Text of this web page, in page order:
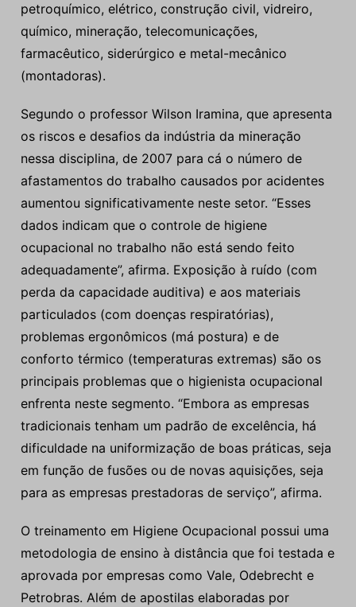
petroquímico, elétrico, construção civil, vidreiro,
químico, mineração, telecomunicações,
farmacêutico, siderúrgico e metal-mecânico
(montadoras).
Segundo o professor Wilson Iramina, que apresenta
os riscos e desafios da indústria da mineração
nessa disciplina, de 2007 para cá o número de
afastamentos do trabalho causados por acidentes
aumentou significativamente neste setor. “Esses
dados indicam que o controle de higiene
ocupacional no trabalho não está sendo feito
adequadamente”, afirma. Exposição à ruído (com
perda da capacidade auditiva) e aos materiais
particulados (com doenças respiratórias),
problemas ergonômicos (má postura) e de
conforto térmico (temperaturas extremas) são os
principais problemas que o higienista ocupacional
enfrenta neste segmento. “Embora as empresas
tradicionais tenham um padrão de excelência, há
dificuldade na uniformização de boas práticas, seja
em função de fusões ou de novas aquisições, seja
para as empresas prestadoras de serviço”, afirma.
O treinamento em Higiene Ocupacional possui uma
metodologia de ensino à distância que foi testada e
aprovada por empresas como Vale, Odebrecht e
Petrobras. Além de apostilas elaboradas por